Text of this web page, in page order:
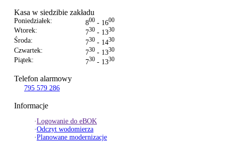
Kasa w siedzibie zakładu
Poniedziałek: 800 - 1600
Wtorek: 730 - 1330
Środa: 730 - 1430
Czwartek: 730 - 1330
Piątek: 730 - 1330
Telefon alarmowy
795 579 286
Informacje
·Logowanie do eBOK
·Odczyt wodomierza
·Planowane modernizacje